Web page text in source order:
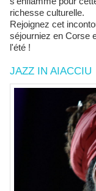
richesse culturelle.
Rejoignez cet
séjourniez en Corse
l'été !
JAZZ IN AIACCIU